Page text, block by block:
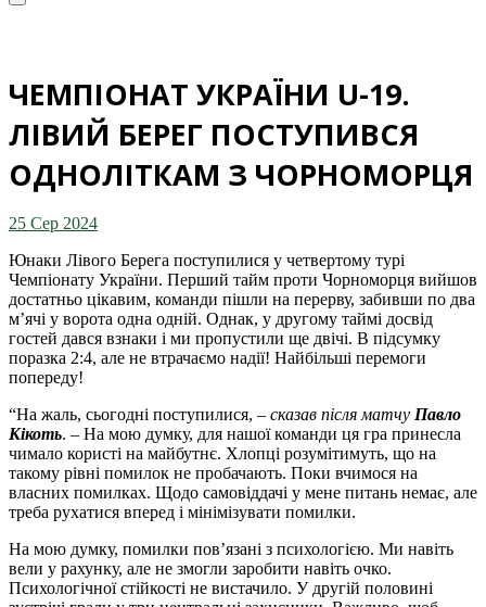
ЧЕМПІОНАТ УКРАЇНИ U-19.
ЛІВИЙ БЕРЕГ ПОСТУПИВСЯ
ОДНОЛІТКАМ З ЧОРНОМОРЦЯ
25 Сер 2024
Юнаки Лівого Берега поступилися у четвертому турі
Чемпіонату України. Перший тайм проти Чорноморця вийшов
достатньо цікавим, команди пішли на перерву, забивши по два
м’ячі у ворота одна одній. Однак, у другому таймі досвід
гостей дався взнаки і ми пропустили ще двічі. В підсумку
поразка 2:4, але не втрачаємо надії! Найбільші перемоги
попереду!
“На жаль, сьогодні поступилися, – сказав після матчу Павло
Кікоть. – На мою думку, для нашої команди ця гра принесла
чимало користі на майбутнє. Хлопці розумітимуть, що на
такому рівні помилок не пробачають. Поки вчимося на
власних помилках. Щодо самовіддачі у мене питань немає, але
треба рухатися вперед і мінімізувати помилки.
На мою думку, помилки пов’язані з психологією. Ми навіть
вели у рахунку, але не змогли заробити навіть очко.
Психологічної стійкості не вистачило. У другій половині